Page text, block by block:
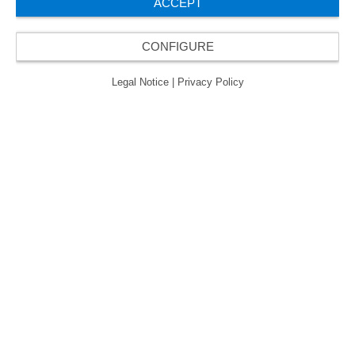
© 2026 ORAFOL Europe GmbH. ­All rights reserved.
Legal Notice
Privacy Policy
ACCEPT
CONFIGURE
Legal Notice Privacy Policy